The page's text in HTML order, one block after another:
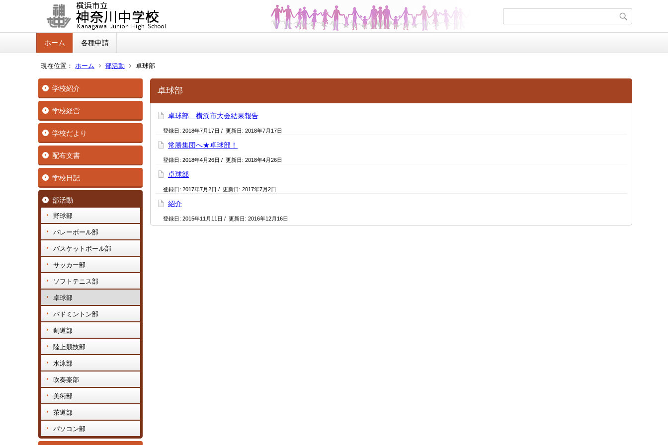
ホーム 各種申請
現在位置： ホーム 部活動 卓球部
学校紹介
学校経営
学校だより
配布文書
学校日記
部活動
野球部
バレーボール部
バスケットボール部
サッカー部
ソフトテニス部
卓球部
バドミントン部
剣道部
陸上競技部
水泳部
吹奏楽部
美術部
茶道部
パソコン部
卓球部
卓球部 横浜市大会結果報告
登録日: 2018年7月17日 / 更新日: 2018年7月17日
常勝集団へ★卓球部！
登録日: 2018年4月26日 / 更新日: 2018年4月26日
卓球部
登録日: 2017年7月2日 / 更新日: 2017年7月2日
紹介
登録日: 2015年11月11日 / 更新日: 2016年12月16日